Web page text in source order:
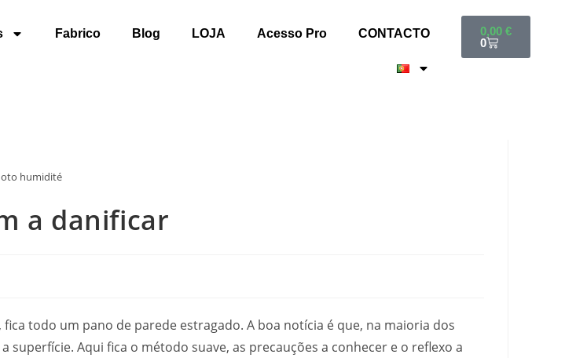
Fabrico Blog LOJA Acesso Pro CONTACTO 0,00 €
0
humidité
a danificar
todo um pano de parede estragado. A boa notícia é que, na maioria dos
Aqui fica o método suave, as precauções a conhecer e o reflexo a